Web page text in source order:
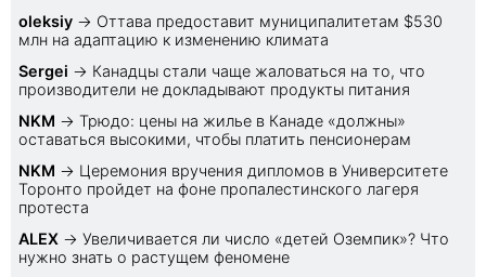
oleksiy → Оттава предоставит муниципалитетам $530
млн на адаптацию к изменению климата
Sеrgei → Канадцы стали чаще жаловаться на то, что
производители не докладывают продукты питания
NKM → Трюдо: цены на жилье в Канаде «должны»
оставаться высокими, чтобы платить пенсионерам
NKM → Церемония вручения дипломов в Университете
Торонто пройдет на фоне пропалестинского лагеря
протеста
ALEX → Увеличивается ли число «детей Оземпик»? Что
нужно знать о растущем феномене